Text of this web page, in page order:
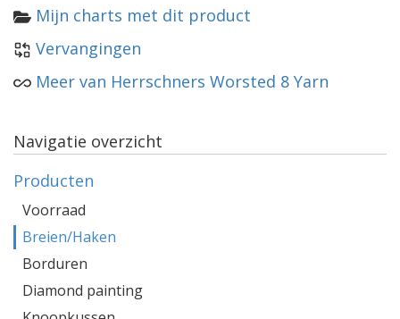
Mijn charts met dit product
Vervangingen
Meer van Herrschners Worsted 8 Yarn
Navigatie overzicht
Producten
Voorraad
Breien/Haken
Borduren
Diamond painting